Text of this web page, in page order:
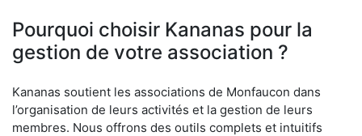
Pourquoi choisir Kananas pour la
gestion de votre association ?
Kananas soutient les associations de Monfaucon dans
l’organisation de leurs activités et la gestion de leurs
membres. Nous offrons des outils complets et intuitifs